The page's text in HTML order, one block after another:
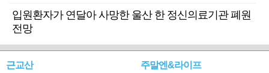
입원환자가 연달아 사망한 울산 한 정신의료기관 폐원
전망
근교산 주말엔&라이프